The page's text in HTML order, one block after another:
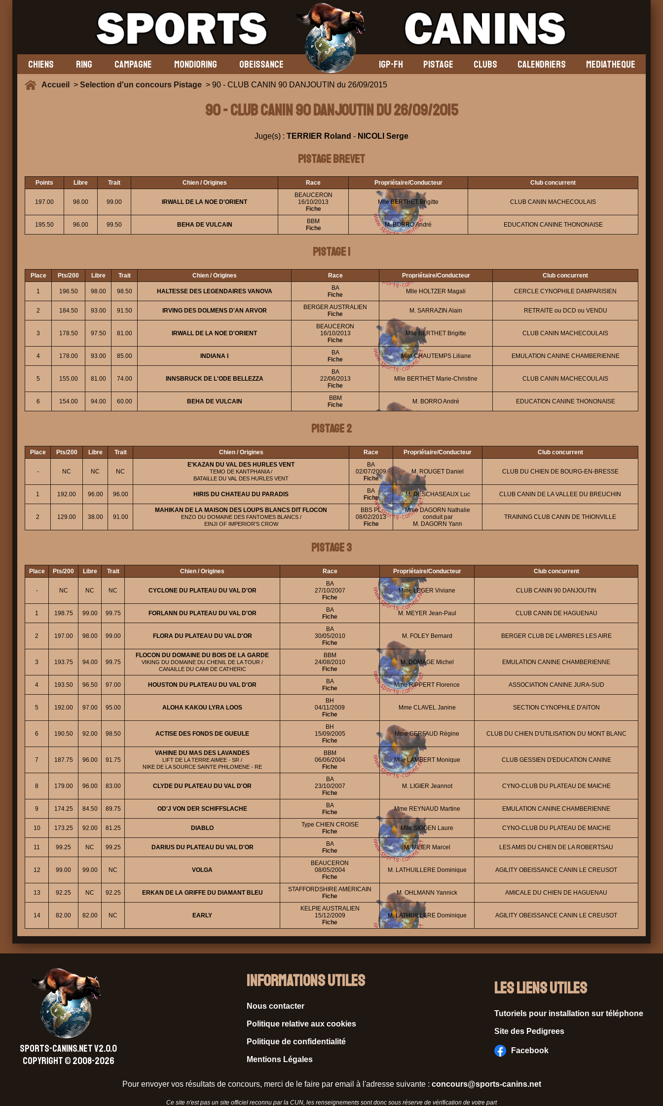
CHIENS RING CAMPAGNE MONDIORING OBEISSANCE IGP-FH PISTAGE CLUBS CALENDRIERS MEDIATHEQUE
Accueil > Selection d'un concours Pistage > 90 - CLUB CANIN 90 DANJOUTIN du 26/09/2015
90 - CLUB CANIN 90 DANJOUTIN du 26/09/2015
Juge(s) : TERRIER Roland - NICOLI Serge
Pistage Brevet
Points Libre Trait Chien / Origines Race Propriétaire/Conducteur Club concurrent
197.00 98.00 99.00 IRWALL DE LA NOE D'ORIENT
BEAUCERON
16/10/2013
Fiche
Mlle BERTHET Brigitte CLUB CANIN MACHECOULAIS
195.50 96.00 99.50 BEHA DE VULCAIN
BBM
Fiche
M. BORRO André EDUCATION CANINE THONONAISE
Pistage 1
Place Pts/200 Libre Trait Chien / Origines Race Propriétaire/Conducteur Club concurrent
1 196.50 98.00 98.50 HALTESSE DES LEGENDAIRES VANOVA
BA
Fiche
Mlle HOLTZER Magali CERCLE CYNOPHILE DAMPARISIEN
2 184.50 93.00 91.50 IRVING DES DOLMENS D'AN ARVOR
BERGER AUSTRALIEN
Fiche
M. SARRAZIN Alain RETRAITE ou DCD ou VENDU
3 178.50 97.50 81.00 IRWALL DE LA NOE D'ORIENT
BEAUCERON
16/10/2013
Fiche
Mlle BERTHET Brigitte CLUB CANIN MACHECOULAIS
4 178.00 93.00 85.00 INDIANA I
BA
Fiche
Mlle CHAUTEMPS Liliane EMULATION CANINE CHAMBERIENNE
5 155.00 81.00 74.00 INNSBRUCK DE L'ODE BELLEZZA
BA
22/06/2013
Fiche
Mlle BERTHET Marie-Christine CLUB CANIN MACHECOULAIS
6 154.00 94.00 60.00 BEHA DE VULCAIN
BBM
Fiche
M. BORRO André EDUCATION CANINE THONONAISE
Pistage 2
Place Pts/200 Libre Trait Chien / Origines Race Propriétaire/Conducteur Club concurrent
- NC NC NC
E'KAZAN DU VAL DES HURLES VENT
TEMO DE KANTPHANIA /
BATAILLE DU VAL DES HURLES VENT
BA
02/07/2009
Fiche
M. ROUGET Daniel CLUB DU CHIEN DE BOURG-EN-BRESSE
1 192.00 96.00 96.00 HIRIS DU CHATEAU DU PARADIS
BA
Fiche
M. DESCHASEAUX Luc CLUB CANIN DE LA VALLEE DU BREUCHIN
2 129.00 38.00 91.00
MAHIKAN DE LA MAISON DES LOUPS BLANCS DIT FLOCON
ENZO DU DOMAINE DES FANTOMES BLANCS /
EINJI OF IMPERIOR’S CROW
BBS PL
08/02/2013
Fiche
Mme DAGORN Nathalie
conduit par
M. DAGORN Yann
TRAINING CLUB CANIN DE THIONVILLE
Pistage 3
Place Pts/200 Libre Trait Chien / Origines Race Propriétaire/Conducteur Club concurrent
- NC NC NC CYCLONE DU PLATEAU DU VAL D'OR
BA
27/10/2007
Fiche
Mme LEGER Viviane CLUB CANIN 90 DANJOUTIN
1 198.75 99.00 99.75 FORLANN DU PLATEAU DU VAL D'OR
BA
Fiche
M. MEYER Jean-Paul CLUB CANIN DE HAGUENAU
2 197.00 98.00 99.00 FLORA DU PLATEAU DU VAL D'OR
BA
30/05/2010
Fiche
M. FOLEY Bernard BERGER CLUB DE LAMBRES LES AIRE
3 193.75 94.00 99.75
FLOCON DU DOMAINE DU BOIS DE LA GARDE
VIKING DU DOMAINE DU CHENIL DE LA TOUR /
CANAILLE DU CAMI DE CATHERIC
BBM
24/08/2010
Fiche
M. DOMAGE Michel EMULATION CANINE CHAMBERIENNE
4 193.50 96.50 97.00 HOUSTON DU PLATEAU DU VAL D'OR
BA
Fiche
Mme RIPPERT Florence ASSOCIATION CANINE JURA-SUD
5 192.00 97.00 95.00 ALOHA KAKOU LYRA LOOS
BH
04/11/2009
Fiche
Mme CLAVEL Janine SECTION CYNOPHILE D'AITON
6 190.50 92.00 98.50 ACTISE DES FONDS DE GUEULE
BH
15/09/2005
Fiche
Mme GERFAUD Régine CLUB DU CHIEN D'UTILISATION DU MONT BLANC
7 187.75 96.00 91.75
VAHINE DU MAS DES LAVANDES
LIFT DE LA TERRE AIMEE - SR /
NIKE DE LA SOURCE SAINTE PHILOMENE - RE
BBM
06/06/2004
Fiche
Mlle LAMBERT Monique CLUB GESSIEN D'EDUCATION CANINE
8 179.00 96.00 83.00 CLYDE DU PLATEAU DU VAL D'OR
BA
23/10/2007
Fiche
M. LIGIER Jeannot CYNO-CLUB DU PLATEAU DE MAICHE
9 174.25 84.50 89.75 OD'J VON DER SCHIFFSLACHE
BA
Fiche
Mme REYNAUD Martine EMULATION CANINE CHAMBERIENNE
10 173.25 92.00 81.25 DIABLO
Type CHIEN CROISE
Fiche
Mlle SIGGEN Laure CYNO-CLUB DU PLATEAU DE MAICHE
11 99.25 NC 99.25 DARIUS DU PLATEAU DU VAL D'OR
BA
Fiche
M. MEIER Marcel LES AMIS DU CHIEN DE LA ROBERTSAU
12 99.00 99.00 NC VOLGA
BEAUCERON
08/05/2004
Fiche
M. LATHUILLERE Dominique AGILITY OBEISSANCE CANIN LE CREUSOT
13 92.25 NC 92.25 ERKAN DE LA GRIFFE DU DIAMANT BLEU
STAFFORDSHIRE AMERICAIN
Fiche
M. OHLMANN Yannick AMICALE DU CHIEN DE HAGUENAU
14 82.00 82.00 NC EARLY
KELPIE AUSTRALIEN
15/12/2009
Fiche
M. LATHUILLERE Dominique AGILITY OBEISSANCE CANIN LE CREUSOT
SPORTS-CANINS.NET V2.0.0
Copyright © 2008-2026
Informations Utiles
Nous contacter
Politique relative aux cookies
Politique de confidentialité
Mentions Légales
Les liens utiles
Tutoriels pour installation sur téléphone
Site des Pedigrees
Facebook
Pour envoyer vos résultats de concours, merci de le faire par email à l'adresse suivante : concours@sports-canins.net
Ce site n'est pas un site officiel reconnu par la CUN, les renseignements sont donc sous réserve de vérification de votre part